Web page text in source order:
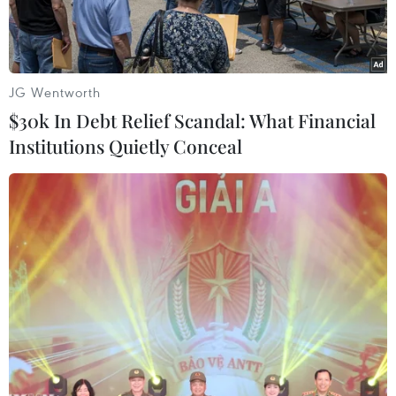
Nhơn.
Hàng loạt khu dân cư trên huyện vùng cao Hoài Ân, tỉnh Bình
Định, bị ngập sâu, chia cắt. (Ảnh: TTXVN phát)
Mưa lớn từ ngày 27-29/11 khiến nhiều nơi tại
các huyện Tuy Phước, Phù Cát, Vân Canh, Hoài
JG Wentworth
$30k In Debt Relief Scandal: What Financial
Institutions Quietly Conceal